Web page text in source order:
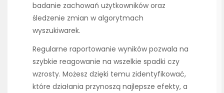
badanie zachowań użytkowników oraz
śledzenie zmian w algorytmach
wyszukiwarek.
Regularne raportowanie wyników pozwala na
szybkie reagowanie na wszelkie spadki czy
wzrosty. Możesz dzięki temu zidentyfikować,
które działania przynoszą najlepsze efekty, a